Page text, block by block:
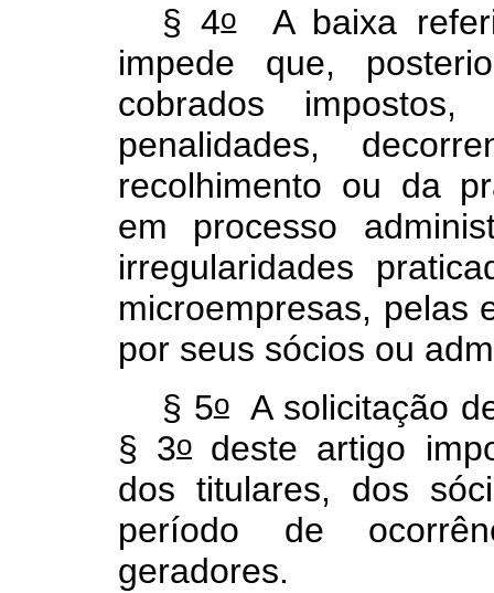
§ 4oA baixa
impede que,
cobrados impostos,
penalidades,
recolhimento ou da
em processo
irregularidades
microempresas, pelas
por seus sócios ou
§ 5oA solicitação
§ 3odeste artigo
dos titulares, dos
período de
geradores.